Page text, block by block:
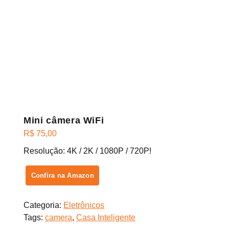
Mini câmera WiFi
R$ 75,00
Resolução: 4K / 2K / 1080P / 720P!
Confira na Amazon
Categoria: Eletrônicos
Tags: camera, Casa Inteligente